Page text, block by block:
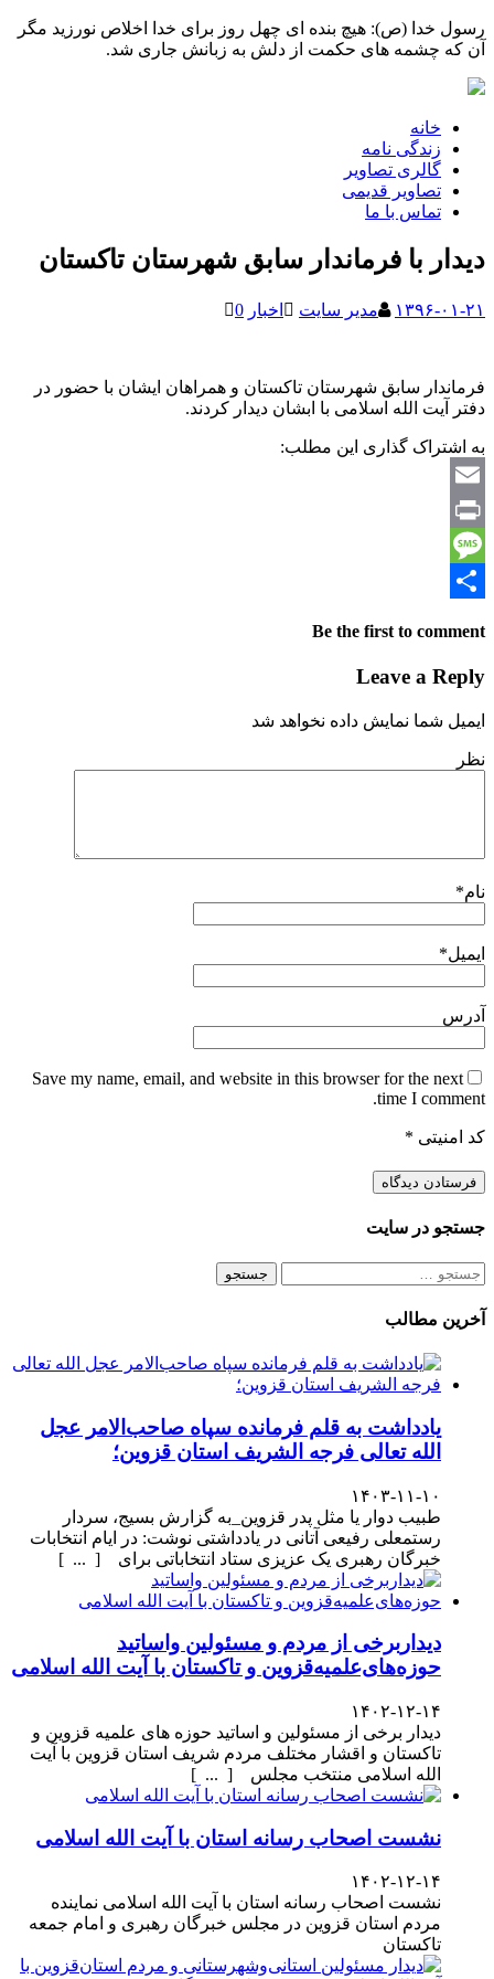
رسول خدا (ص): هیچ بنده ای چهل روز برای خدا اخلاص نورزید مگر
آن که چشمه های حکمت از دلش به زبانش جاری شد.
خانه
زندگی نامه
گالری تصاویر
تصاویر قدیمی
تماس با ما
دیدار با فرماندار سابق شهرستان تاکستان
۱۳۹۶-۰۱-۲۱ مدیر سایت اخبار 0
فرماندار سابق شهرستان تاکستان و همراهان ایشان با حضور در
دفتر آیت الله اسلامی با ابشان دیدار کردند.
به اشتراک گذاری این مطلب:
Email
Print
Message
Be the first to comment
Leave a Reply
ایمیل شما نمایش داده نخواهد شد
نظر
نام*
ایمیل*
آدرس
Save my name, email, and website in this browser for the next
time I comment.
کد امنیتی *
جستجو در سایت
جستجو
آخرین مطالب
یادداشت به قلم فرمانده سپاه صاحب‌الامر عجل
الله تعالی فرجه الشریف استان قزوین؛
۱۴۰۳-۱۱-۱۰
طبیب دوار یا مثل پدر قزوین_به گزارش بسیج، سردار
رستمعلی رفیعی آتانی در یادداشتی نوشت: در ایام انتخابات
خبرگان رهبری یک عزیزی ستاد انتخاباتی برای [ ... ]
دیداربرخی از مردم و مسئولین واساتید
حوزه‌های‌علمیه‌قزوین و تاکستان با آیت الله اسلامی
۱۴۰۲-۱۲-۱۴
دیدار برخی از مسئولین و اساتید حوزه های علمیه قزوین و
تاکستان و اقشار مختلف مردم شریف استان قزوین با آیت
الله اسلامی منتخب مجلس [ ... ]
نشست اصحاب رسانه استان با آیت الله اسلامی
۱۴۰۲-۱۲-۱۴
نشست اصحاب رسانه استان با آیت الله اسلامی نماینده
مردم استان قزوین در مجلس خبرگان رهبری و امام جمعه
تاکستان